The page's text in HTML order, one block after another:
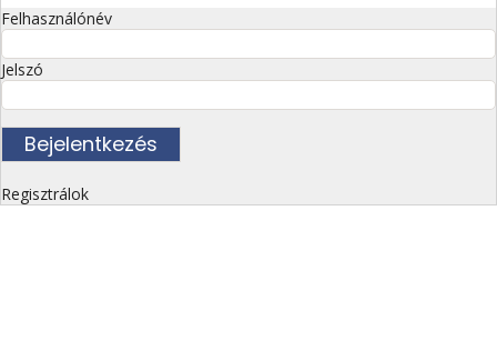
Felhasználónév
Jelszó
Regisztrálok